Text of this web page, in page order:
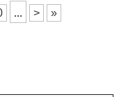
... > »